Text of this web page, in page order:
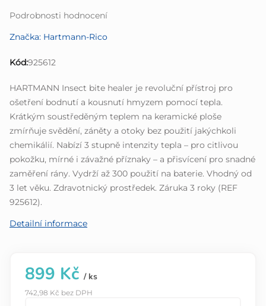
Průměrné
produktu
0,0
Podrobnosti hodnocení
Značka: Hartmann-Rico
Kód:925612
HARTMANN Insect bite healer je revoluční přístroj pro
ošetření bodnutí a kousnutí hmyzem pomocí tepla.
Krátkým soustředěným teplem na keramické ploše
zmírňuje svědění, záněty a otoky bez použití jakýchkoli
chemikálií. Nabízí 3 stupně intenzity tepla – pro citlivou
pokožku, mírné i závažné příznaky – a přisvícení pro snadné
zaměření rány. Vydrží až 300 použití na baterie. Vhodný od
3 let věku. Zdravotnický prostředek. Záruka 3 roky (REF
925612).
Detailní informace
899 Kč / ks
742,98 Kč bez DPH